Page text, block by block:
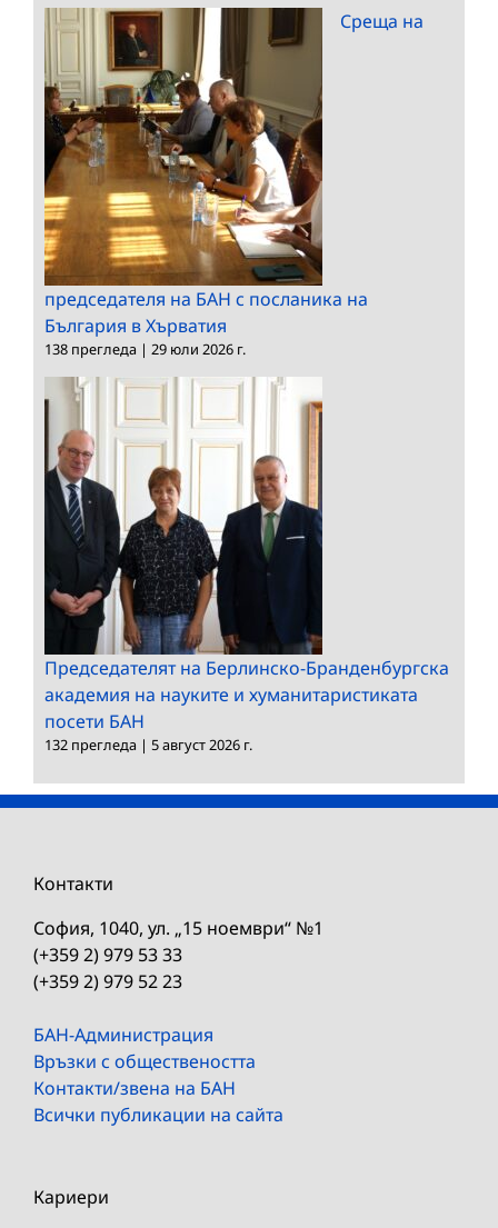
Среща на
председателя на БАН с посланика на
България в Хърватия
138 прегледа | 29 юли 2026 г.
Председателят на Берлинско-Бранденбургска
академия на науките и хуманитаристиката
посети БАН
132 прегледа | 5 август 2026 г.
Контакти
София, 1040, ул. „15 ноември“ №1
(+359 2) 979 53 33
(+359 2) 979 52 23
БАН-Администрация
Връзки с обществеността
Контакти/звена на БАН
Всички публикации на сайта
Кариери